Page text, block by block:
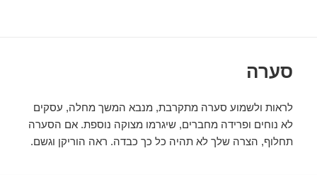
סערה
לראות ולשמוע סערה מתקרבת, מנבא המשך מחלה, עסקים
לא נוחים ופרידה מחברים, שיגרמו מצוקה נוספת. אם הסערה
תחלוף, הצרה שלך לא תהיה כל כך כבדה. ראה הוריקן וגשם.